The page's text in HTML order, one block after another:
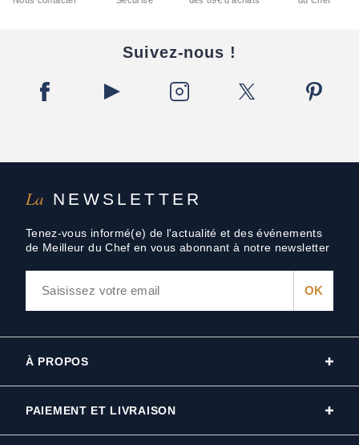
La NEWSLETTER
Tenez-vous informé(e) de l'actualité et des événements
de Meilleur du Chef en vous abonnant à notre newsletter
Suivez-nous !
À PROPOS
PAIEMENT ET LIVRAISON